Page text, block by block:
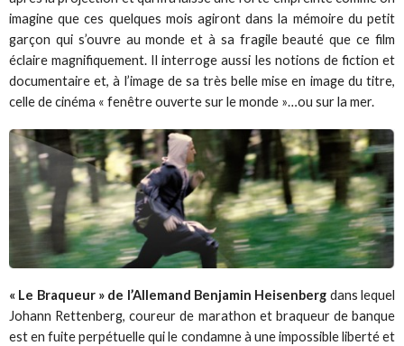
imagine que ces quelques mois agiront dans la mémoire du petit
garçon qui s’ouvre au monde et à sa fragile beauté que ce film
éclaire magnifiquement. Il interroge aussi les notions de fiction et
documentaire et, à l’image de sa très belle mise en image du titre,
celle de cinéma « fenêtre ouverte sur le monde »…ou sur la mer.
« Le Braqueur » de l’Allemand Benjamin Heisenberg dans lequel
Johann Rettenberg, coureur de marathon et braqueur de banque
est en fuite perpétuelle qui le condamne à une impossible liberté et